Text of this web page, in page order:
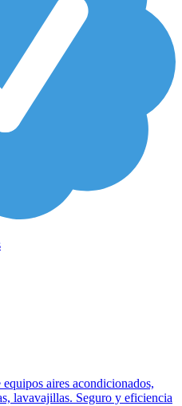
aires acondicionados,
lavavajillas. Seguro y eficiencia